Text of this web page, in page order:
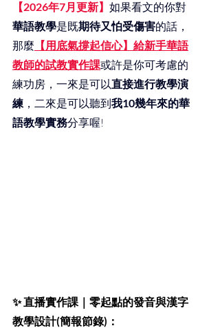
【2026年7月更新】 如果看文的你對
華語教學是既期待又怕受傷害的話，
那麼 【用底氣撐起信心】給新手華語
教師的試教實作課或許是你可考慮的
練功房，一來是可以直接進行教學演
練，二來是可以聽到我10幾年來的華
語教學實務分享喔!
✨ 直播實作課｜零起點的發音與漢字
教學設計(簡報節錄)：